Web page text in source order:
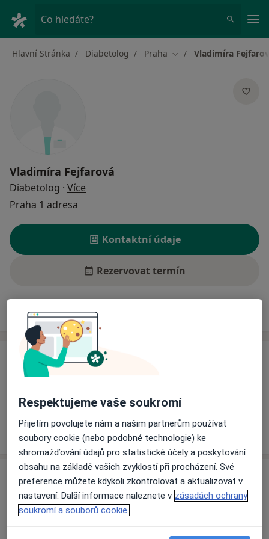
Co hledáte?
Hlavní Stránka Diabetolog Praha Změna města
Vladimíra
Vladimíra Fejfarová
Diabetolog · Více
Praha 1 adresa
Kontaktní údaje
Rezervovat termín
Ceník Adresy
Ceník
Tento specialista ještě nepřidával žádné informace o
Adresa
Poliklinika Modřany
Soukalova 3355, Praha
Respektujeme vaše soukromí
Přijetím povolujete nám a našim partnerům používat
soubory cookie (nebo podobné technologie) ke
shromažďování údajů pro statistické účely a poskytování
obsahu na základě vašich zvyklostí při procházení. Své
preference můžete kdykoli zkontrolovat a aktualizovat v
nastavení. Další informace naleznete v zásadách ochrany
soukromí a souborů cookie.